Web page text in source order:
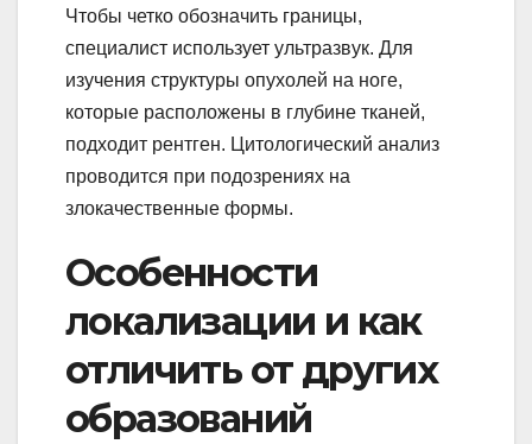
Чтобы четко обозначить границы,
специалист использует ультразвук. Для
изучения структуры опухолей на ноге,
которые расположены в глубине тканей,
подходит рентген. Цитологический анализ
проводится при подозрениях на
злокачественные формы.
Особенности
локализации и как
отличить от других
образований